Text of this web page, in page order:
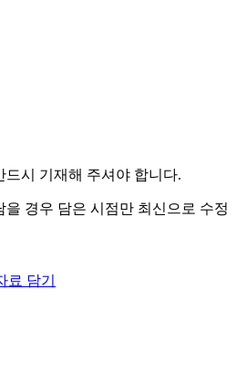
드시 기재해 주셔야 합니다.
경우 담은 시점만 최신으로 수정
료 담기